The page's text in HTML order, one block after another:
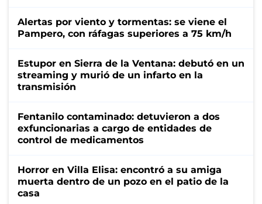
Alertas por viento y tormentas: se viene el
Pampero, con ráfagas superiores a 75 km/h
Estupor en Sierra de la Ventana: debutó en un
streaming y murió de un infarto en la
transmisión
Fentanilo contaminado: detuvieron a dos
exfuncionarias a cargo de entidades de
control de medicamentos
Horror en Villa Elisa: encontró a su amiga
muerta dentro de un pozo en el patio de la
casa